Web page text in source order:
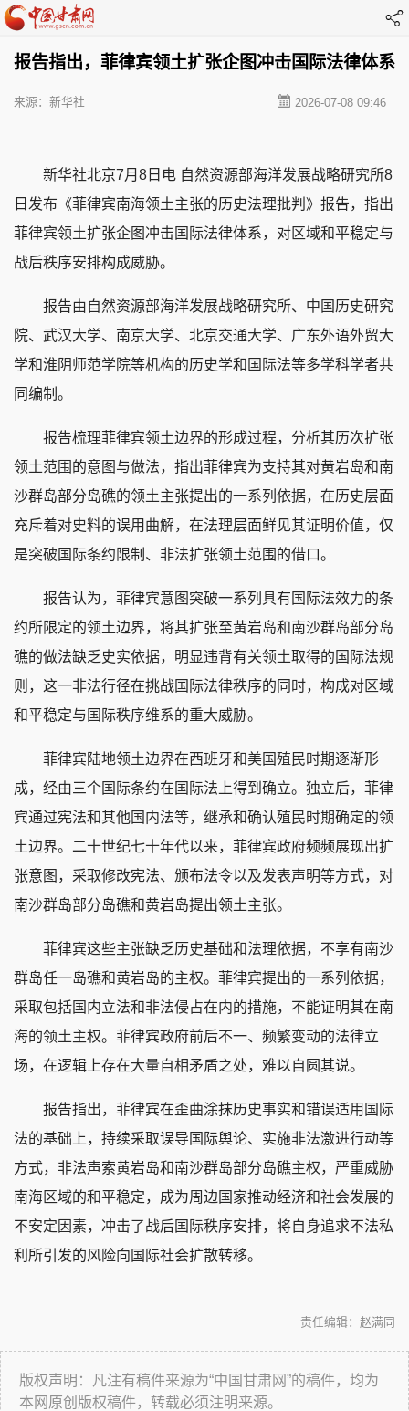
报告指出，菲律宾领土扩张企图冲击国际法律体系
2026-07-08 09:46
来源：新华社
新华社北京7月8日电 自然资源部海洋发展战略研究所8
日发布《菲律宾南海领土主张的历史法理批判》报告，指出
菲律宾领土扩张企图冲击国际法律体系，对区域和平稳定与
战后秩序安排构成威胁。
报告由自然资源部海洋发展战略研究所、中国历史研究
院、武汉大学、南京大学、北京交通大学、广东外语外贸大
学和淮阴师范学院等机构的历史学和国际法等多学科学者共
同编制。
报告梳理菲律宾领土边界的形成过程，分析其历次扩张
领土范围的意图与做法，指出菲律宾为支持其对黄岩岛和南
沙群岛部分岛礁的领土主张提出的一系列依据，在历史层面
充斥着对史料的误用曲解，在法理层面鲜见其证明价值，仅
是突破国际条约限制、非法扩张领土范围的借口。
报告认为，菲律宾意图突破一系列具有国际法效力的条
约所限定的领土边界，将其扩张至黄岩岛和南沙群岛部分岛
礁的做法缺乏史实依据，明显违背有关领土取得的国际法规
则，这一非法行径在挑战国际法律秩序的同时，构成对区域
和平稳定与国际秩序维系的重大威胁。
菲律宾陆地领土边界在西班牙和美国殖民时期逐渐形
成，经由三个国际条约在国际法上得到确立。独立后，菲律
宾通过宪法和其他国内法等，继承和确认殖民时期确定的领
土边界。二十世纪七十年代以来，菲律宾政府频频展现出扩
张意图，采取修改宪法、颁布法令以及发表声明等方式，对
南沙群岛部分岛礁和黄岩岛提出领土主张。
菲律宾这些主张缺乏历史基础和法理依据，不享有南沙
群岛任一岛礁和黄岩岛的主权。菲律宾提出的一系列依据，
采取包括国内立法和非法侵占在内的措施，不能证明其在南
海的领土主权。菲律宾政府前后不一、频繁变动的法律立
场，在逻辑上存在大量自相矛盾之处，难以自圆其说。
报告指出，菲律宾在歪曲涂抹历史事实和错误适用国际
法的基础上，持续采取误导国际舆论、实施非法激进行动等
方式，非法声索黄岩岛和南沙群岛部分岛礁主权，严重威胁
南海区域的和平稳定，成为周边国家推动经济和社会发展的
不安定因素，冲击了战后国际秩序安排，将自身追求不法私
利所引发的风险向国际社会扩散转移。
责任编辑：赵满同
版权声明：凡注有稿件来源为“中国甘肃网”的稿件，均为
本网原创版权稿件，转载必须注明来源。